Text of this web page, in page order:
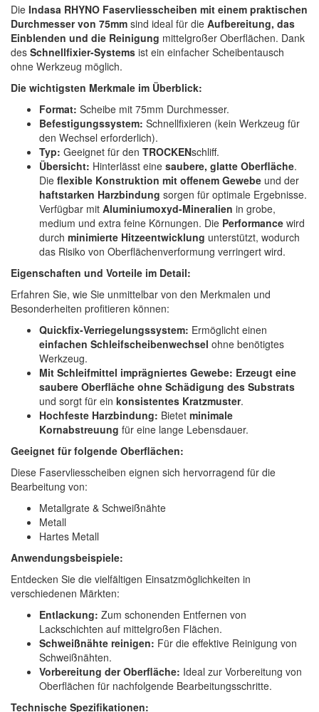
(3)
Proma
(21)
Sia
Spectral
(5)
StarChem
(1)
Sundstrom
(4)
Troton
(2)
Wibeco
(1)
ZVG
Die Indasa RHYNO Faservliesscheiben mit einem praktischen
Durchmesser von 75mm sind ideal für die Aufbereitung, das
Einblenden und die Reinigung mittelgroßer Oberflächen. Dank
des Schnellfixier-Systems ist ein einfacher Scheibentausch
ohne Werkzeug möglich.
Die wichtigsten Merkmale im Überblick:
Format: Scheibe mit 75mm Durchmesser.
Befestigungssystem: Schnellfixieren (kein Werkzeug für
den Wechsel erforderlich).
Typ: Geeignet für den TROCKENschliff.
Übersicht: Hinterlässt eine saubere, glatte Oberfläche.
Die flexible Konstruktion mit offenem Gewebe und der
haftstarken Harzbindung sorgen für optimale Ergebnisse.
Verfügbar mit Aluminiumoxyd-Mineralien in grobe,
medium und extra feine Körnungen. Die Performance wird
durch minimierte Hitzeentwicklung unterstützt, wodurch
das Risiko von Oberflächenverformung verringert wird.
Eigenschaften und Vorteile im Detail:
Erfahren Sie, wie Sie unmittelbar von den Merkmalen und
Besonderheiten profitieren können:
Quickfix-Verriegelungssystem: Ermöglicht einen
einfachen Schleifscheibenwechsel ohne benötigtes
Werkzeug.
Mit Schleifmittel imprägniertes Gewebe: Erzeugt eine
saubere Oberfläche ohne Schädigung des Substrats
und sorgt für ein konsistentes Kratzmuster.
Hochfeste Harzbindung: Bietet minimale
Kornabstreuung für eine lange Lebensdauer.
Geeignet für folgende Oberflächen:
Diese Faservliesscheiben eignen sich hervorragend für die
Bearbeitung von:
Metallgrate & Schweißnähte
Metall
Hartes Metall
Anwendungsbeispiele:
Entdecken Sie die vielfältigen Einsatzmöglichkeiten in
verschiedenen Märkten:
Entlackung: Zum schonenden Entfernen von
Lackschichten auf mittelgroßen Flächen.
Schweißnähte reinigen: Für die effektive Reinigung von
Schweißnähten.
Vorbereitung der Oberfläche: Ideal zur Vorbereitung von
Oberflächen für nachfolgende Bearbeitungsschritte.
Technische Spezifikationen: